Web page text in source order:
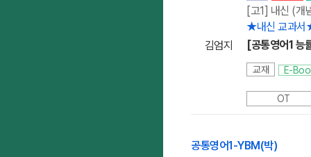
김엄지
[고1] 내신 (개
★내신 교과
[공통영어1 능
교재 E-
OT
공통영어1-YBM(박)